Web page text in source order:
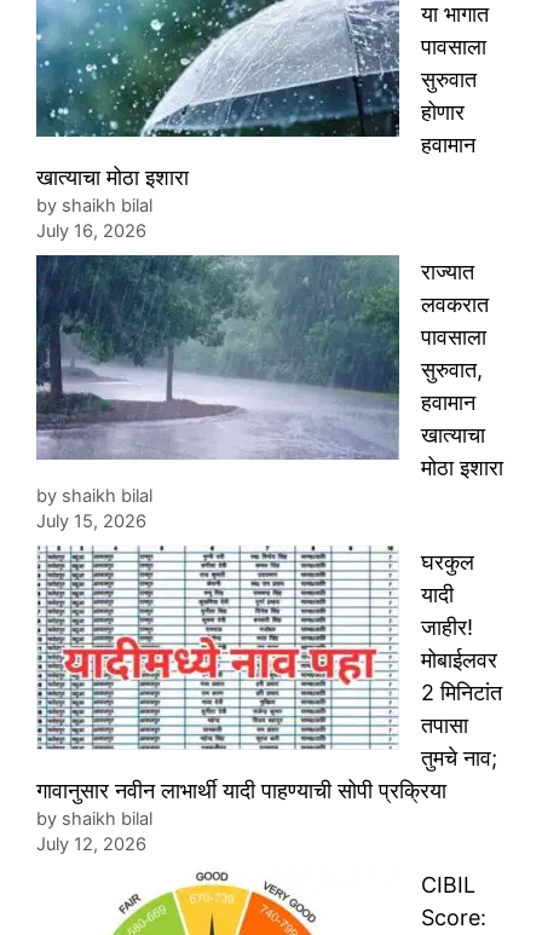
या भागात
पावसाला
सुरुवात
होणार
हवामान
खात्याचा मोठा इशारा
by shaikh bilal
July 16, 2026
राज्यात
लवकरात
पावसाला
सुरुवात,
हवामान
खात्याचा
मोठा इशारा
by shaikh bilal
July 15, 2026
घरकुल
यादी
जाहीर!
मोबाईलवर
2 मिनिटांत
तपासा
तुमचे नाव;
गावानुसार नवीन लाभार्थी यादी पाहण्याची सोपी प्रक्रिया
by shaikh bilal
July 12, 2026
CIBIL
Score: